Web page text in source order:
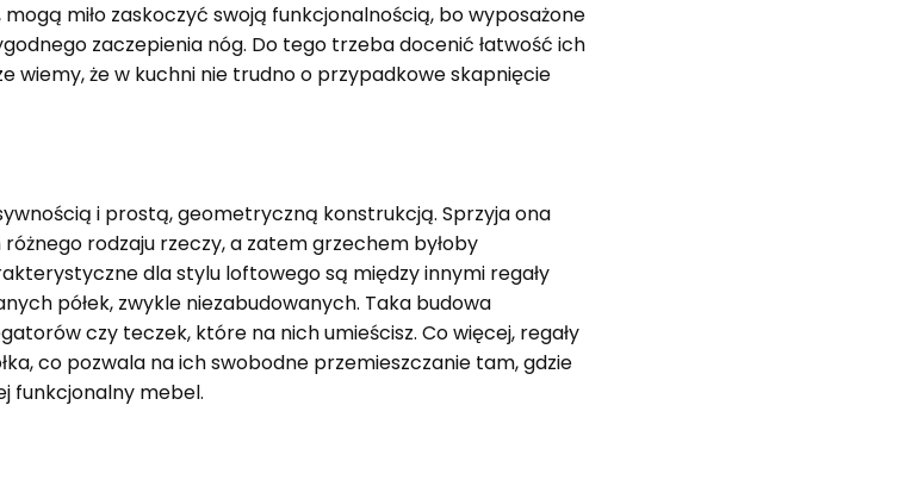
miło zaskoczyć swoją funkcjonalnością, bo wyposażone
zaczepienia nóg. Do tego trzeba docenić łatwość ich
wiemy, że w kuchni nie trudno o przypadkowe skapnięcie
i prostą, geometryczną konstrukcją. Sprzyja ona
rodzaju rzeczy, a zatem grzechem byłoby
dla stylu loftowego są między innymi regały
półek, zwykle niezabudowanych. Taka budowa
czy teczek, które na nich umieścisz. Co więcej, regały
co pozwala na ich swobodne przemieszczanie tam, gdzie
funkcjonalny mebel.